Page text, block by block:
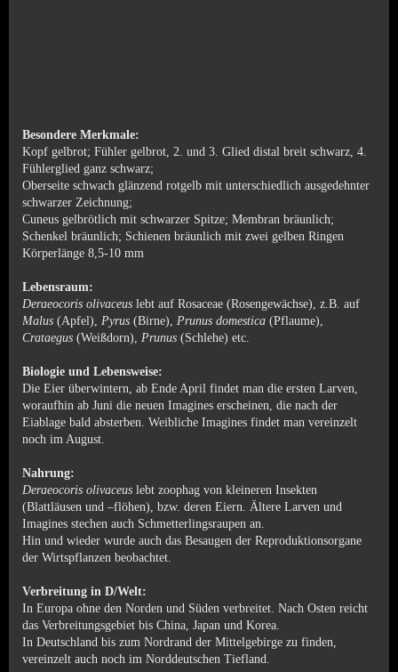
Besondere Merkmale:
Kopf gelbrot; Fühler gelbrot, 2. und 3. Glied distal breit schwarz, 4.
Fühlerglied ganz schwarz;
Oberseite schwach glänzend rotgelb mit unterschiedlich ausgedehnter
schwarzer Zeichnung;
Cuneus gelbrötlich mit schwarzer Spitze; Membran bräunlich;
Schenkel bräunlich; Schienen bräunlich mit zwei gelben Ringen
Körperlänge 8,5-10 mm
Lebensraum:
Deraeocoris olivaceus lebt auf Rosaceae (Rosengewächse), z.B. auf
Malus (Apfel), Pyrus (Birne), Prunus domestica (Pflaume),
Crataegus (Weißdorn), Prunus (Schlehe) etc.
Biologie und Lebensweise:
Die Eier überwintern, ab Ende April findet man die ersten Larven,
woraufhin ab Juni die neuen Imagines erscheinen, die nach der
Eiablage bald absterben. Weibliche Imagines findet man vereinzelt
noch im August.
Nahrung:
Deraeocoris olivaceus lebt zoophag von kleineren Insekten
(Blattläusen und –flöhen), bzw. deren Eiern. Ältere Larven und
Imagines stechen auch Schmetterlingsraupen an.
Hin und wieder wurde auch das Besaugen der Reproduktionsorgane
der Wirtspflanzen beobachtet.
Verbreitung in D/Welt:
In Europa ohne den Norden und Süden verbreitet. Nach Osten reicht
das Verbreitungsgebiet bis China, Japan und Korea.
In Deutschland bis zum Nordrand der Mittelgebirge zu finden,
vereinzelt auch noch im Norddeutschen Tiefland.